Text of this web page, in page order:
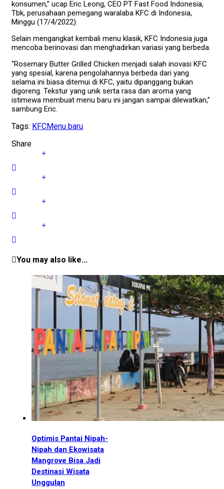
konsumen,” ucap Eric Leong, CEO PT Fast Food Indonesia,
Tbk, perusahaan pemegang waralaba KFC di Indonesia,
Minggu (17/4/2022).
Selain mengangkat kembali menu klasik, KFC Indonesia juga
mencoba berinovasi dan menghadirkan variasi yang berbeda.
“Rosemary Butter Grilled Chicken menjadi salah inovasi KFC
yang spesial, karena pengolahannya berbeda dari yang
selama ini biasa ditemui di KFC, yaitu dipanggang bukan
digoreng. Tekstur yang unik serta rasa dan aroma yang
istimewa membuat menu baru ini jangan sampai dilewatkan,”
sambung Eric.
Tags: KFCMenu baru
Share
You may also like...
Optimis Pantai Nipah-
Nipah dan Ekowisata
Mangrove Bisa Jadi
Destinasi Wisata
Unggulan